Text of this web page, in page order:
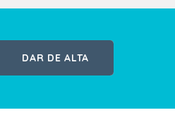
DAR DE ALTA